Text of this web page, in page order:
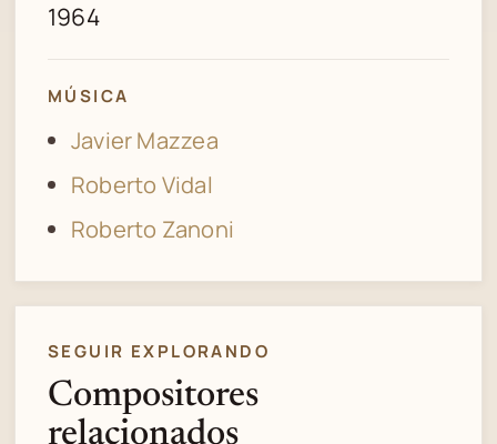
1964
MÚSICA
Javier Mazzea
Roberto Vidal
Roberto Zanoni
SEGUIR EXPLORANDO
Compositores
relacionados